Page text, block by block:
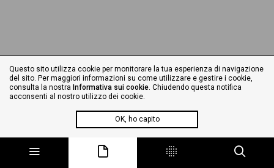
Questo sito utilizza cookie per monitorare la tua esperienza di navigazione
del sito. Per maggiori informazioni su come utilizzare e gestire i cookie,
consulta la nostra Informativa sui cookie. Chiudendo questa notifica
acconsenti al nostro utilizzo dei cookie.
OK, ho capito